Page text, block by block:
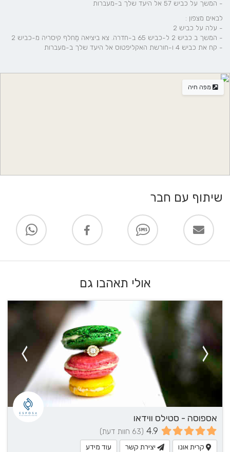
- המשך על כביש 57 אל היעד שלך ב-מעברות
לבאים מצפון :
- עלה על כביש 2
- המשך ב כביש 2 ל-כביש 65 ב-חדרה. צא ביציאה מֶחלף קיסריה מ-כביש 2
- קח את כביש 4 ו-חורשת האקליפטוס אל היעד שלך ב-מעברות
מפה חיה
שיתוף עם חבר
אולי תאהבו גם
אספוסה - סטילס ווידאו
4.9 (63 חוות דעת)
קרית אונו יצירת קשר עוד מידע